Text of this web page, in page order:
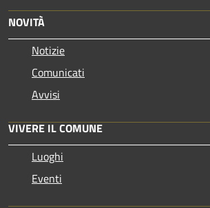
NOVITÀ
Notizie
Comunicati
Avvisi
VIVERE IL COMUNE
Luoghi
Eventi